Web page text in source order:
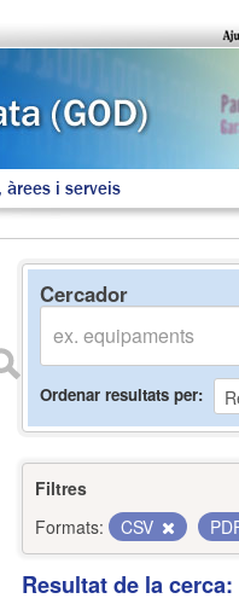
àrees i serveis
Cercador
Ordenar resultats per
Filtres
Formats:
CSV
Resultat de la